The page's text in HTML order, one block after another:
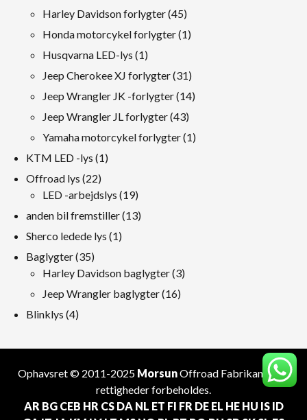
produkter
Harley Davidson forlygter 4545
produkter
Honda motorcykel forlygter 11
Husqvarna LED-lys 11
produkt
Jeep Cherokee XJ forlygter 3131
produkter
Jeep Wrangler JK -forlygter 1414
Jeep Wrangler JL forlygter 4343
produkter
Yamaha motorcykel forlygter 11
KTM LED -lys 11
Offroad lys 2222
produkter
LED -arbejdslys 1919
produkter
anden bil fremstiller 1313
Sherco ledede lys 11
Baglygter 3535
produkter
Harley Davidson baglygter 33
Jeep Wrangler baglygter 1616
Blinklys 44
Ophavsret © 2011-2025 MorsunOffroad Fabrikant . Alle
rettigheder forbeholdes.
AR BG CEB HR CS DA NL ET FI FR DE EL HE HU IS ID